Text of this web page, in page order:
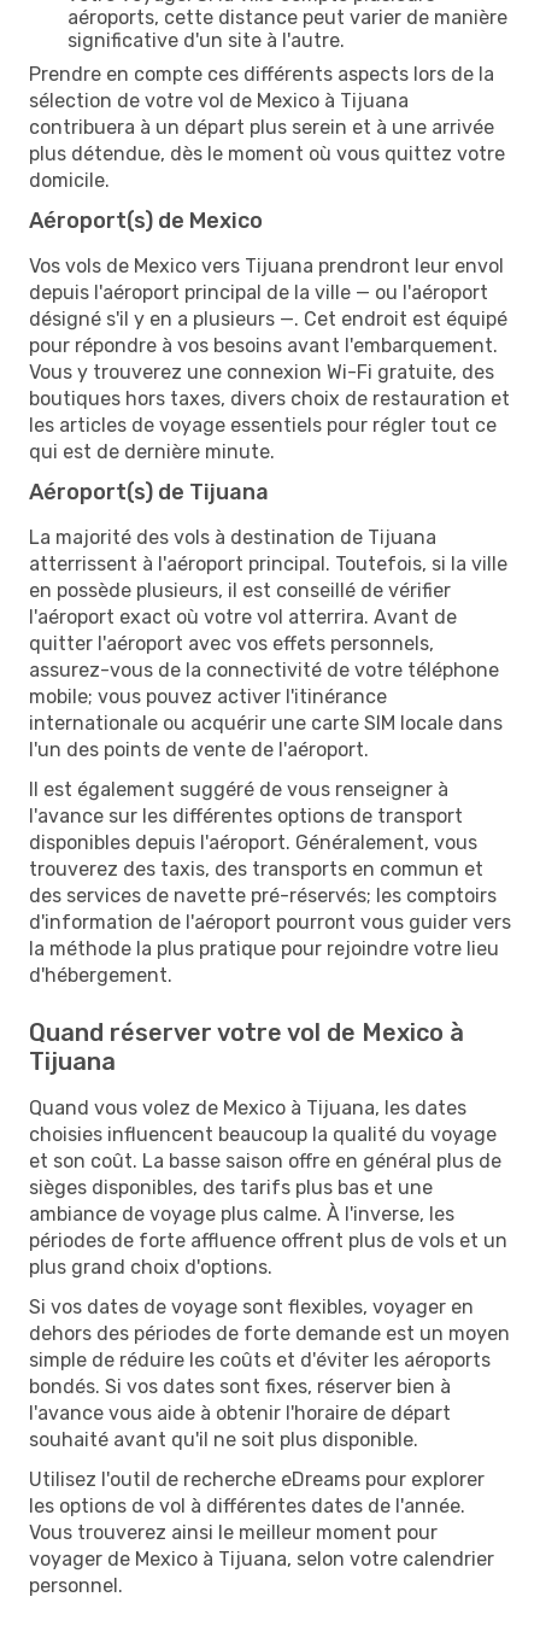
aéroports, cette distance peut varier de manière
significative d'un site à l'autre.
Prendre en compte ces différents aspects lors de la
sélection de votre vol de Mexico à Tijuana
contribuera à un départ plus serein et à une arrivée
plus détendue, dès le moment où vous quittez votre
domicile.
Aéroport(s) de Mexico
Vos vols de Mexico vers Tijuana prendront leur envol
depuis l'aéroport principal de la ville — ou l'aéroport
désigné s'il y en a plusieurs —. Cet endroit est équipé
pour répondre à vos besoins avant l'embarquement.
Vous y trouverez une connexion Wi-Fi gratuite, des
boutiques hors taxes, divers choix de restauration et
les articles de voyage essentiels pour régler tout ce
qui est de dernière minute.
Aéroport(s) de Tijuana
La majorité des vols à destination de Tijuana
atterrissent à l'aéroport principal. Toutefois, si la ville
en possède plusieurs, il est conseillé de vérifier
l'aéroport exact où votre vol atterrira. Avant de
quitter l'aéroport avec vos effets personnels,
assurez-vous de la connectivité de votre téléphone
mobile; vous pouvez activer l'itinérance
internationale ou acquérir une carte SIM locale dans
l'un des points de vente de l'aéroport.
Il est également suggéré de vous renseigner à
l'avance sur les différentes options de transport
disponibles depuis l'aéroport. Généralement, vous
trouverez des taxis, des transports en commun et
des services de navette pré-réservés; les comptoirs
d'information de l'aéroport pourront vous guider vers
la méthode la plus pratique pour rejoindre votre lieu
d'hébergement.
Quand réserver votre vol de Mexico à
Tijuana
Quand vous volez de Mexico à Tijuana, les dates
choisies influencent beaucoup la qualité du voyage
et son coût. La basse saison offre en général plus de
sièges disponibles, des tarifs plus bas et une
ambiance de voyage plus calme. À l'inverse, les
périodes de forte affluence offrent plus de vols et un
plus grand choix d'options.
Si vos dates de voyage sont flexibles, voyager en
dehors des périodes de forte demande est un moyen
simple de réduire les coûts et d'éviter les aéroports
bondés. Si vos dates sont fixes, réserver bien à
l'avance vous aide à obtenir l'horaire de départ
souhaité avant qu'il ne soit plus disponible.
Utilisez l'outil de recherche eDreams pour explorer
les options de vol à différentes dates de l'année.
Vous trouverez ainsi le meilleur moment pour
voyager de Mexico à Tijuana, selon votre calendrier
personnel.